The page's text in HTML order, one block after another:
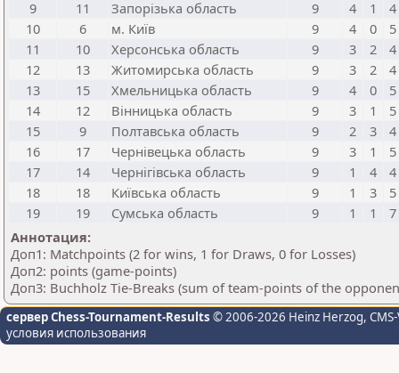
9
11 Запорізька область 9 4 1
4
10
6 м. Київ 9 4 0
5
11
10 Херсонська область 9 3 2
4
12
13 Житомирська область 9 3 2
4
13
15 Хмельницька область 9 4 0
5
14
12 Вінницька область 9 3 1
5
15
9 Полтавська область 9 2 3
4
16
17 Чернівецька область 9 3 1
5
17
14 Чернігівська область 9 1 4
4
18
18 Київська область 9 1 3
5
19
19 Сумська область 9 1 1
7
Аннотация:
Доп1: Matchpoints (2 for wins, 1 for Draws, 0 for Losses)
Доп2: points (game-points)
Доп3: Buchholz Tie-Breaks (sum of team-points of the
сервер Chess-Tournament-Results © 2006-2026 Heinz Herzog,
условия использования